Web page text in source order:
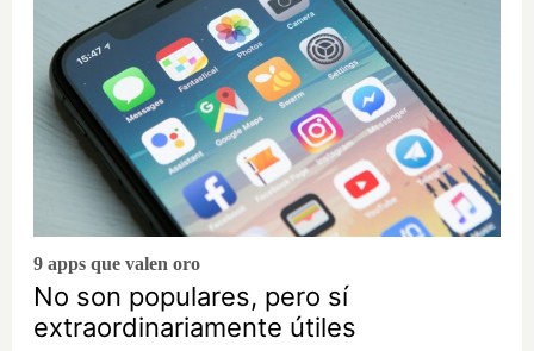
9 apps que valen oro
No son populares, pero sí
extraordinariamente útiles